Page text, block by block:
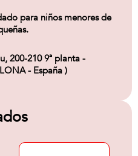
para niños menores de
200-210 9ª planta -
- España )